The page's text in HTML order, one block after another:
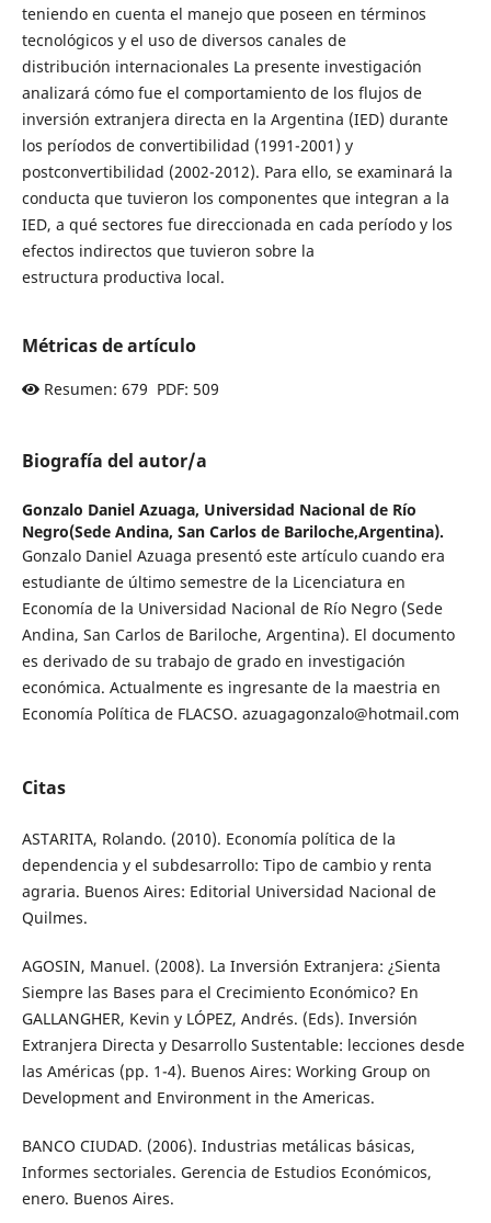
teniendo en cuenta el manejo que poseen en términos
tecnológicos y el uso de diversos canales de
distribución internacionales La presente investigación
analizará cómo fue el comportamiento de los flujos de
inversión extranjera directa en la Argentina (IED) durante
los períodos de convertibilidad (1991-2001) y
postconvertibilidad (2002-2012). Para ello, se examinará la
conducta que tuvieron los componentes que integran a la
IED, a qué sectores fue direccionada en cada período y los
efectos indirectos que tuvieron sobre la
estructura productiva local.
Métricas de artículo
Resumen: 679 PDF: 509
Biografía del autor/a
Gonzalo Daniel Azuaga, Universidad Nacional de Río
Negro(Sede Andina, San Carlos de Bariloche,Argentina).
Gonzalo Daniel Azuaga presentó este artículo cuando era
estudiante de último semestre de la Licenciatura en
Economía de la Universidad Nacional de Río Negro (Sede
Andina, San Carlos de Bariloche, Argentina). El documento
es derivado de su trabajo de grado en investigación
económica. Actualmente es ingresante de la maestria en
Economía Política de FLACSO. azuagagonzalo@hotmail.com
Citas
ASTARITA, Rolando. (2010). Economía política de la
dependencia y el subdesarrollo: Tipo de cambio y renta
agraria. Buenos Aires: Editorial Universidad Nacional de
Quilmes.
AGOSIN, Manuel. (2008). La Inversión Extranjera: ¿Sienta
Siempre las Bases para el Crecimiento Económico? En
GALLANGHER, Kevin y LÓPEZ, Andrés. (Eds). Inversión
Extranjera Directa y Desarrollo Sustentable: lecciones desde
las Américas (pp. 1-4). Buenos Aires: Working Group on
Development and Environment in the Americas.
BANCO CIUDAD. (2006). Industrias metálicas básicas,
Informes sectoriales. Gerencia de Estudios Económicos,
enero. Buenos Aires.